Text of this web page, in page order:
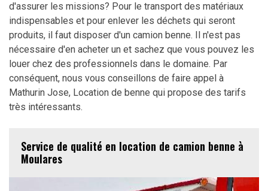
d'assurer les missions? Pour le transport des matériaux
indispensables et pour enlever les déchets qui seront
produits, il faut disposer d'un camion benne. Il n'est pas
nécessaire d'en acheter un et sachez que vous pouvez les
louer chez des professionnels dans le domaine. Par
conséquent, nous vous conseillons de faire appel à
Mathurin Jose, Location de benne qui propose des tarifs
très intéressants.
Service de qualité en location de camion benne à
Moulares